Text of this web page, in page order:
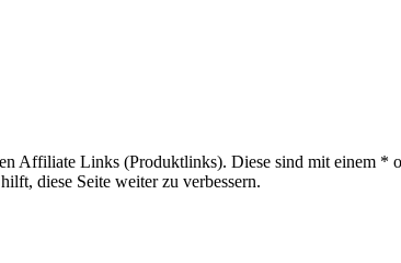
Affiliate Links (Produktlinks). Diese sind mit einem
diese Seite weiter zu verbessern.